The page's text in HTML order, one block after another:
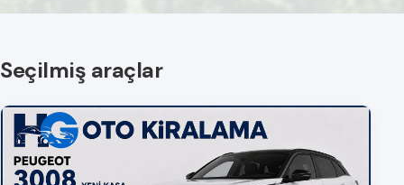
Seçilmiş araçlar